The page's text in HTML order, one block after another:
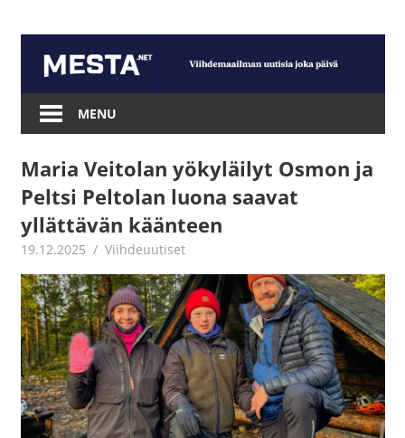
content
Mesta.net
MENU
Maria Veitolan yökyläilyt Osmon ja
Peltsi Peltolan luona saavat
yllättävän käänteen
19.12.2025 Juha Kaunisto
Viihdeuutiset